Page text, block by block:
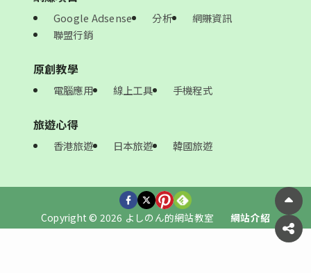
Google Adsense 分析
網賺資訊
聯盟行銷
原創教學
電腦應用 線上工具 手機程式
旅遊心得
香港旅遊 日本旅遊 韓國旅遊
Copyright © 2026 よしのん的網站教室 網站介紹